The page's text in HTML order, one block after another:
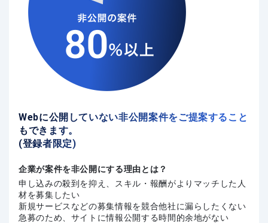
Webに公開していない非公開案件をご提案すること
もできます。
(登録者限定)
企業が案件を非公開にする理由とは？
申し込みの殺到を抑え、スキル・報酬がよりマッチした人
材を募集したい
新規サービスなどの募集情報を競合他社に漏らしたくない
急募のため、サイトに情報公開する時間的余地がない